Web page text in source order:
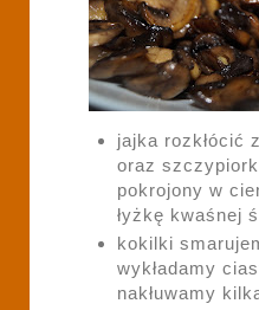
jajka rozkłócić
oraz
pokrojony w
łyżkę kwaśnej
kokilki
wykładamy
nakłuwamy